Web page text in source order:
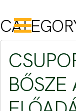
BŐSZE